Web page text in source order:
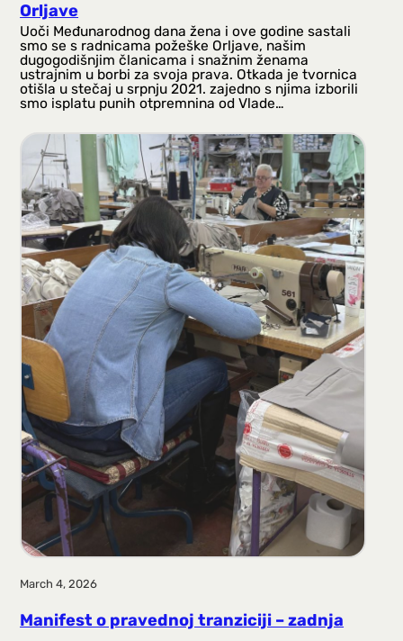
Orljave
Uoči Međunarodnog dana žena i ove godine sastali
smo se s radnicama požeške Orljave, našim
dugogodišnjim članicama i snažnim ženama
ustrajnim u borbi za svoja prava. Otkada je tvornica
otišla u stečaj u srpnju 2021. zajedno s njima izborili
smo isplatu punih otpremnina od Vlade…
March 4, 2026
Manifest o pravednoj tranziciji – zadnja